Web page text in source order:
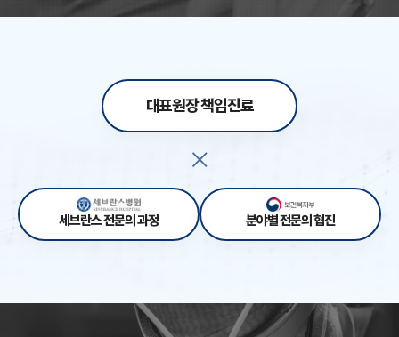
대표원장 책임진료
세브란스 전문의 과정 분야별 전문의 협진